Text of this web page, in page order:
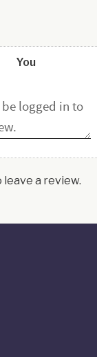
You
a review.